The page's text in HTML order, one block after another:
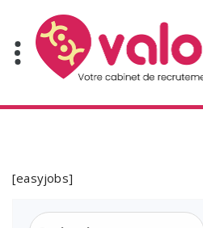
contenu
[easyjobs]
Rechercher :